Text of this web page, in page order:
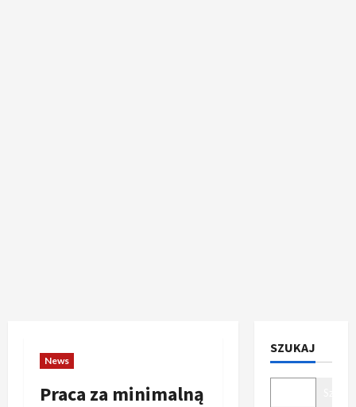
News
Praca za minimalną
SZUKAJ